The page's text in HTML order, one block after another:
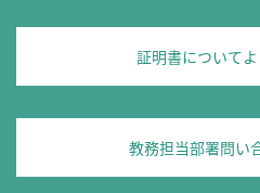
証明書について
教務担当部署問い